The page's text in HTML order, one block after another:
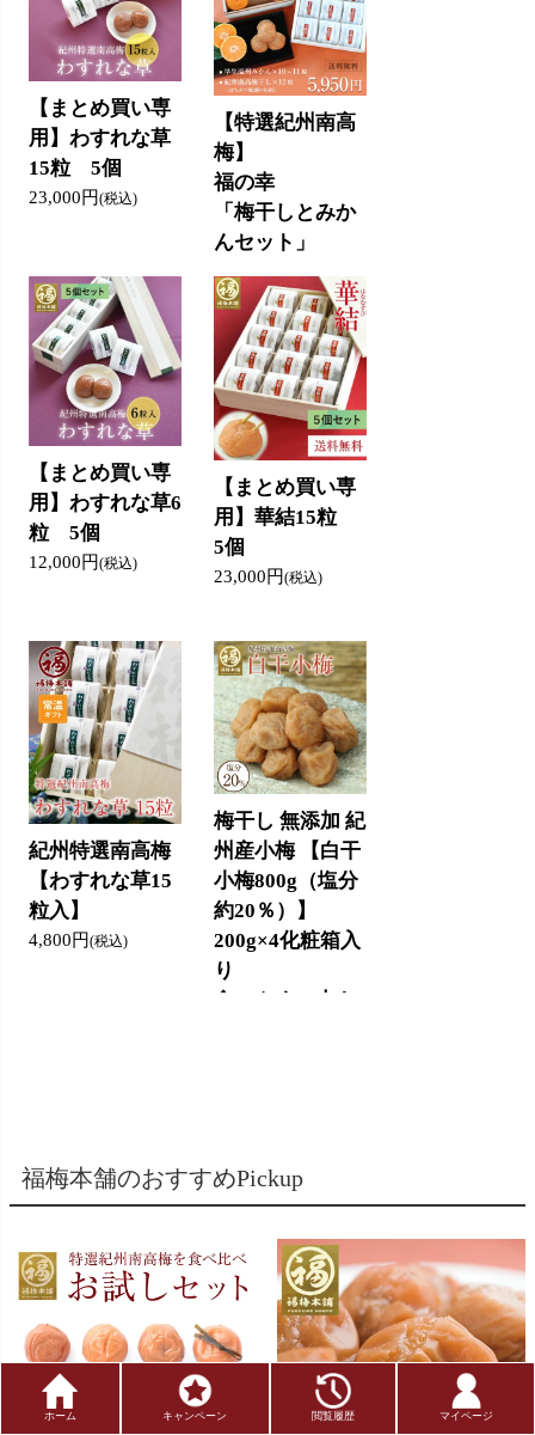
【まとめ買い専
用】わすれな草
15粒 5個
23,000円(税込)
【特選紀州南高
梅】
福の幸
「梅干しとみか
んセット」
(税込)
【まとめ買い専
用】わすれな草6
粒 5個
12,000円(税込)
【まとめ買い専
用】華結15粒
5個
23,000円(税込)
紀州特選南高梅
【わすれな草15
粒入】
4,800円(税込)
梅干し 無添加 紀
州産小梅 【白干
小梅800g（塩分
約20％）】
200g×4化粧箱入
り
福梅本舗のおすすめPickup
ホーム キャンペーン 閲覧履歴 マイページ